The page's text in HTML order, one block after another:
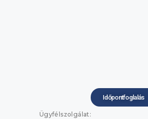
Időpontfoglalás
Ügyfélszolgálat: